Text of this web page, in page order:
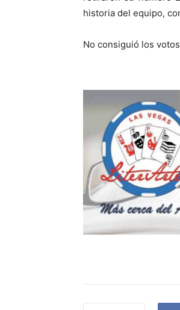
historia del equipo,
No consiguió los